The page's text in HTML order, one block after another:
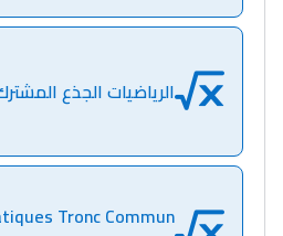
فمنظّمة دولية
التّطوّعي، التّشبيك و
أشياء أخرى مع مامودو
سامورا
الطولي، ملاك البردع
الرياضيات الجذع
Tronc Commun